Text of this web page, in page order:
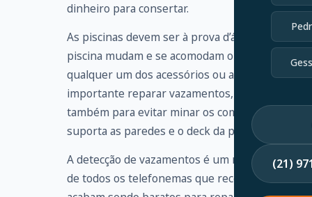
(21)
dinheiro para consertar.
As piscinas devem ser à prova d’água, mas os
piscina mudam e se acomodam ou
qualquer um dos acessórios ou acessórios,
importante reparar vazamentos, não apenas
também para evitar minar os componentes
suporta as paredes e o deck da piscina.
A detecção de vazamentos é um ramo
de todos os telefonemas que recebo de